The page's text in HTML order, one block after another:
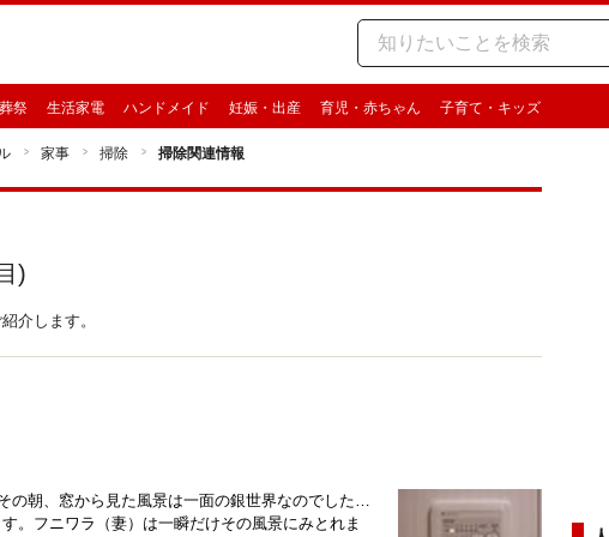
祭 生活家電 ハンドメイド 妊娠・出産 育児・赤ちゃん 子育て・キッズ
家事 掃除 掃除関連情報
)
介します。
の朝、窓から見た風景は一面の銀世界なのでした…
。フニワラ（妻）は一瞬だけその風景にみとれま